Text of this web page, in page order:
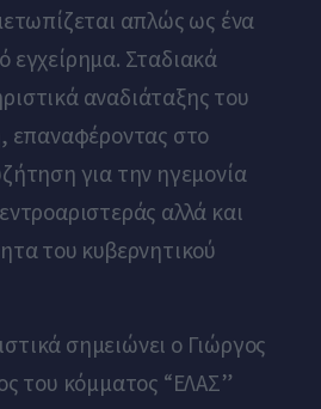
απλώς ως ένα
εγχείρημα. Σταδιακά
αναδιάταξης του
επαναφέροντας στο
για την ηγεμονία
αλλά και
του κυβερνητικού
σημειώνει ο Γιώργος
του κόμματος “ΕΛΑΣ”